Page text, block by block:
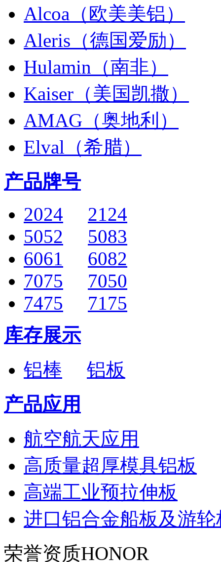
Alcoa（欧美美铝）
Aleris（德国爱励）
Hulamin（南非）
Kaiser（美国凯撒）
AMAG（奥地利）
Elval（希腊）
产品牌号
2024
2124
5052
5083
6061
6082
7075
7050
7475
7175
库存展示
铝棒
铝板
产品应用
航空航天应用
高质量超厚模具铝板
高端工业预拉伸板
进口铝合金船板及游轮
荣誉资质HONOR